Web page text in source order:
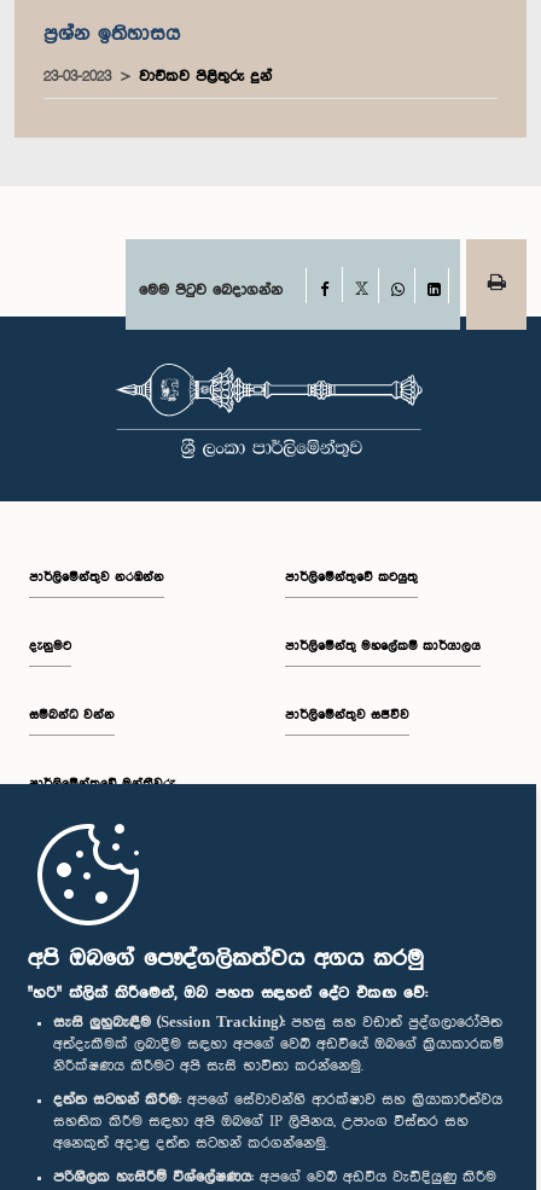
අපි ඔබගේ පෞද්ගලිකත්වය අගය කරමු
"හරි" ක්ලික් කිරීමෙන්, ඔබ පහත සඳහන් දේට එකඟ වේ:
සැසි ලුහුබැඳීම (Session Tracking): පහසු සහ වඩාත් පුද්ගලාරෝපිත
අත්දැකීමක් ලබාදීම සඳහා අපගේ වෙබ් අඩවියේ ඔබගේ ක්‍රියාකාරකම්
නිරීක්ෂණය කිරීමට අපි සැසි භාවිතා කරන්නෙමු.
දත්ත සටහන් කිරීම: අපගේ සේවාවන්හි ආරක්ෂාව සහ ක්‍රියාකාරීත්වය
සහතික කිරීම සඳහා අපි ඔබගේ IP ලිපිනය, උපාංග විස්තර සහ
අනෙකුත් අදාළ දත්ත සටහන් කරගන්නෙමු.
පරිශීලක හැසිරීම් විශ්ලේෂණය: අපගේ වෙබ් අඩවිය වැඩිදියුණු කිරීම
ප්‍රශ්න ඉතිහාසය
23-03-2023 වාචිකව පිළිතුරු දුන්
මෙම පිටුව බෙදාගන්න Facebook
WhatsAppLinkedIn
පාර්ලි‌මේන්තුව නරඹන්න
දැනුමට
සම්බන්ධ වන්න
පාර්ලි‌මේන්තුවේ මන්ත්‍රීවරු
මුල් පිටුව
පාර්ලිමේන්තුවේ කටයුතු
පාර්ලිමේන්තු මහලේකම් කාර්යාලය
පාර්ලිමේන්තුව සජීවීව
පාර්ලිමේන්තු ජංගම යෙදුම
අප හා සම්බන්ධ වී සිටින්න :
සම්මාන